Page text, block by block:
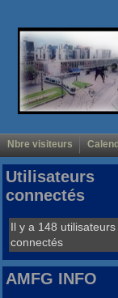
Nbre visiteurs
Utilisateurs
connectés
Il y a 148 utilisateurs
connectés
AMFG INFO